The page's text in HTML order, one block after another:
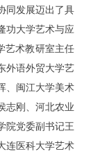
同发展迈出了具
功大学艺术与应
艺术教研室主任
外语外贸大学艺
、闽江大学美术
志刚、河北农业
院党委副书记王
连医科大学艺术